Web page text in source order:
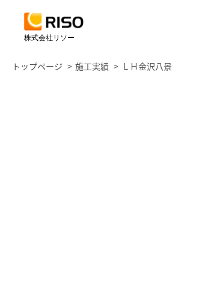
株式会社リソー
トップページ 施工実績 ＬＨ金沢八景